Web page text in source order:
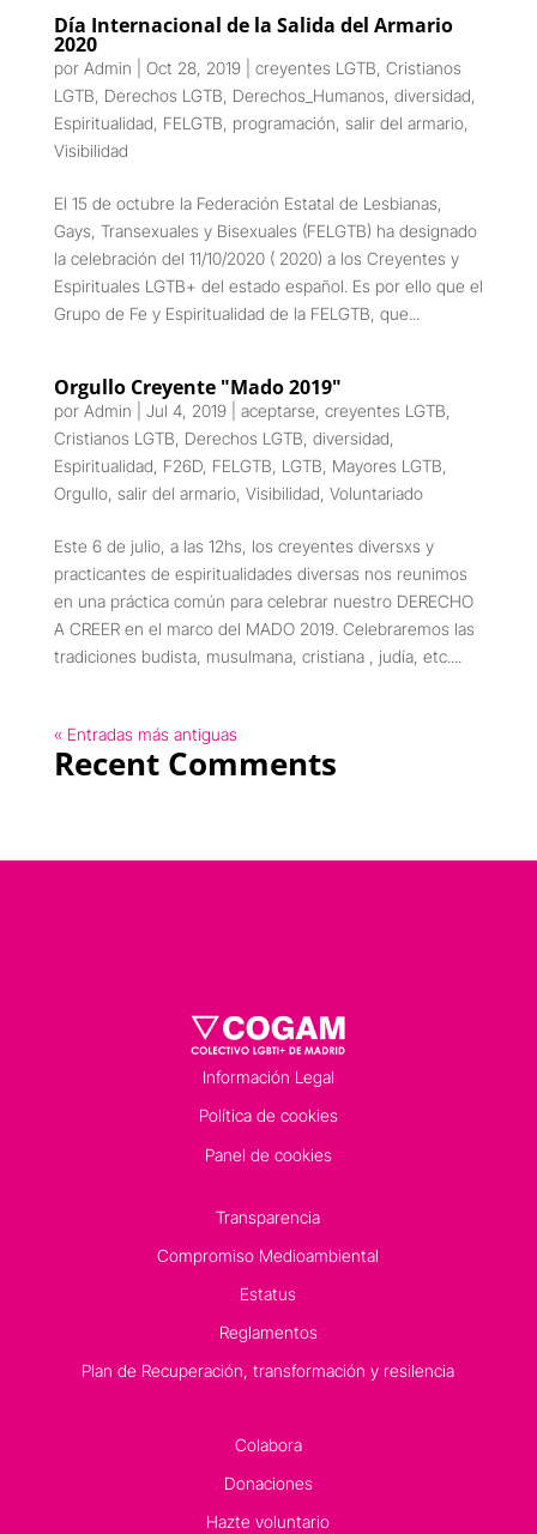
Día Internacional de la Salida del Armario
2020
por Admin Oct 28, 2019| creyentes LGTB Cristianos
LGTB Derechos LGTB Derechos_Humanos diversidad
Espiritualidad FELGTB programación salir del armario,
Visibilidad
El 15 de octubre la Federación Estatal de Lesbianas,
Gays, Transexuales y Bisexuales (FELGTB) ha designado
la celebración del 11/10/2020 ( 2020) a los Creyentes y
Espirituales LGTB+ del estado español. Es por ello que el
Grupo de Fe y Espiritualidad de la FELGTB, que...
Orgullo Creyente "Mado 2019"
por Admin Jul 4, 2019| aceptarse creyentes LGTB
Cristianos LGTB Derechos LGTB diversidad
Espiritualidad F26D, FELGTB LGTB Mayores LGTB
Orgullo, salir del armario, Visibilidad Voluntariado
Este 6 de julio, a las 12hs, los creyentes diversxs y
practicantes de espiritualidades diversas nos reunimos
en una práctica común para celebrar nuestro DERECHO
A CREER en el marco del MADO 2019. Celebraremos las
tradiciones budista, musulmana, cristiana , judía, etc....
« Entradas más antiguas
Recent Comments
Información Legal
Política de cookies
Panel de cookies
Transparencia
Compromiso Medioambiental
Estatus
Reglamentos
Plan de Recuperación, transformación y resilencia
Colabora
Donaciones
Hazte voluntario